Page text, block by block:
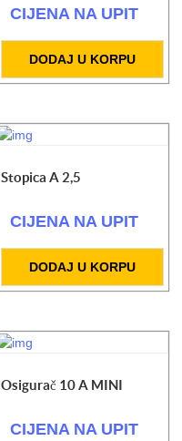
CIJENA NA UPIT
DODAJ U KORPU
Stopica A 2,5
CIJENA NA UPIT
DODAJ U KORPU
Osigurač 10 A MINI
CIJENA NA UPIT